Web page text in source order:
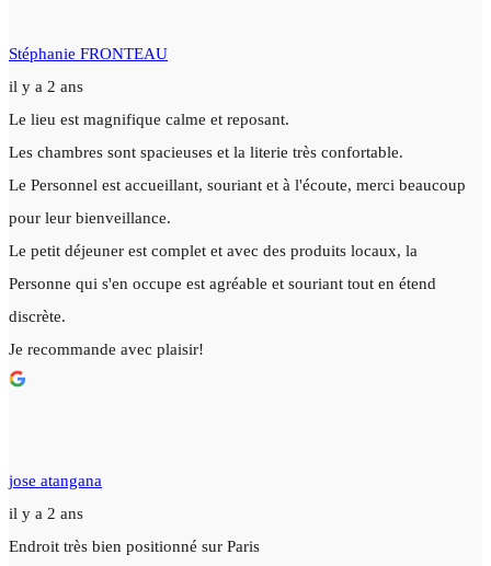
Stéphanie FRONTEAU
il y a 2 ans
Le lieu est magnifique calme et reposant.
Les chambres sont spacieuses et la literie très confortable.
Le Personnel est accueillant, souriant et à l'écoute, merci beaucoup
pour leur bienveillance.
Le petit déjeuner est complet et avec des produits locaux, la
Personne qui s'en occupe est agréable et souriant tout en étend
discrète.
Je recommande avec plaisir!
jose atangana
il y a 2 ans
Endroit très bien positionné sur Paris